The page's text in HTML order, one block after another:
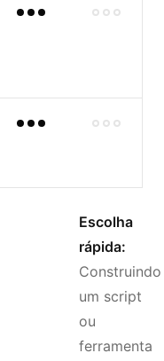
Escolha
rápida:
Construindo
um script
ou
ferramenta